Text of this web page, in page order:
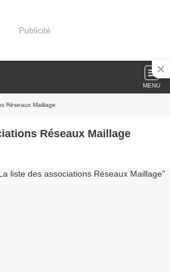
Publicité
MENU
Réseaux Maillage
Réseaux Maillage